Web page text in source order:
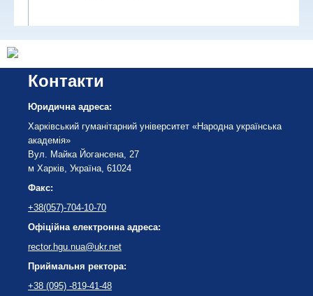
Контакти
Юридична адреса:
Харківський гуманітарний університет «Народна українська
академія»
Вул. Майка Йогансена, 27
м Харків, Україна, 61024
Факс:
+38(057)-704-10-70
Офіційна електронна адреса:
rector.hgu.nua@ukr.net
Приймальня ректора:
+38 (095) -819-41-48